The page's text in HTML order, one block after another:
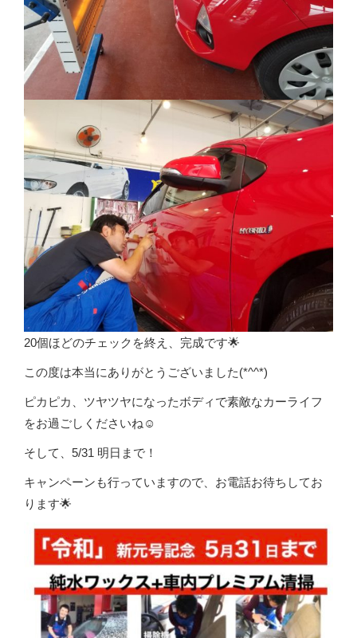
20個ほどのチェックを終え、完成です🌟
この度は本当にありがとうございました(*^^*)
ピカピカ、ツヤツヤになったボディで素敵なカーライフ
をお過ごしくださいね☺️
そして、5/31 明日まで！
キャンペーンも行っていますので、お電話お待ちしてお
ります🌟